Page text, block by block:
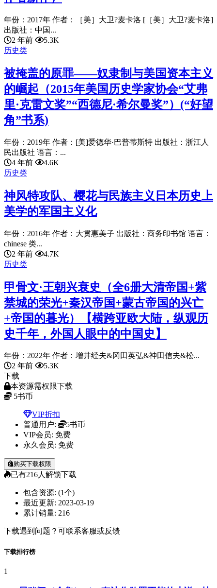
年份：2017年 作者：［美］大卫?麦卡洛 [［美］大卫?麦卡洛]
出版社：中国...
2 年前
5.3K
历史类
被掩盖的原罪——奴隶制与美国资本主义
的崛起（2015年美国历史学家协会“艾弗
里·克雷文奖”“西德尼·希尔曼奖”）(“好望
角”书系)
年份：2019年 作者：[美]爱德华·巴普蒂斯特 出版社：浙江人
民出版社 语言：...
4 年前
4.6K
历史类
神风特攻队、樱花与民族主义日本历史上
美学的军国主义化
年份：2016年 作者：大贯惠美子 出版社：商务印书馆 语言：
chinese 类...
2 年前
4.7K
历史类
甲骨文·王朝兴衰史（全6册大清帝国+紫
禁城的荣光+秦汉帝国+蒙古帝国的兴亡
+帝国的暮光）【横跨亚欧大陆，纵观历
史千年，外国人眼中的中国史】
年份：2022年 作者：增井经夫&冈田英弘&神田信夫&松...
2 年前
5.3K
下载
本资源需权限下载
5书币
VIP折扣
普通用户:
5书币
VIP会员: 免费
永久会员: 免费
购买下载权限
已有216人解锁下载
包含资源: (1个)
最近更新: 2023-03-19
累计销量: 216
下载遇到问题？可联系客服或反馈
下载排行榜
1